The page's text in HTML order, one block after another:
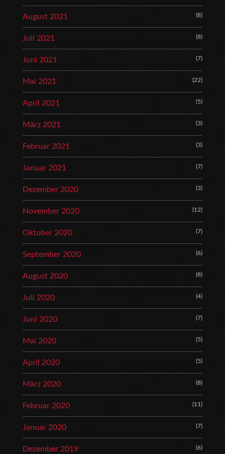
August 2021 (8)
Juli 2021 (8)
Juni 2021 (7)
Mai 2021 (22)
April 2021 (5)
März 2021 (3)
Februar 2021 (3)
Januar 2021 (7)
Dezember 2020 (3)
November 2020 (12)
Oktober 2020 (7)
September 2020 (6)
August 2020 (8)
Juli 2020 (4)
Juni 2020 (7)
Mai 2020 (5)
April 2020 (5)
März 2020 (8)
Februar 2020 (11)
Januar 2020 (7)
Dezember 2019 (6)